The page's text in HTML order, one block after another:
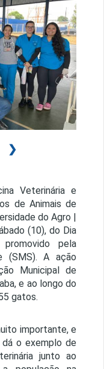
❯
Veterinária e
de Animais de
do Agro |
(10), do Dia
pela
(SMS). A ação
Municipal de
e ao longo do
gatos.
importante, e
o exemplo de
junto ao